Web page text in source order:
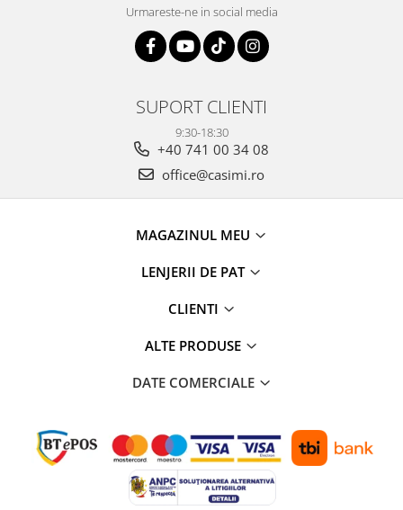
Urmareste-ne in social media
SUPORT CLIENTI
9:30-18:30
+40 741 00 34 08
office@casimi.ro
MAGAZINUL MEU
LENJERII DE PAT
CLIENTI
ALTE PRODUSE
DATE COMERCIALE